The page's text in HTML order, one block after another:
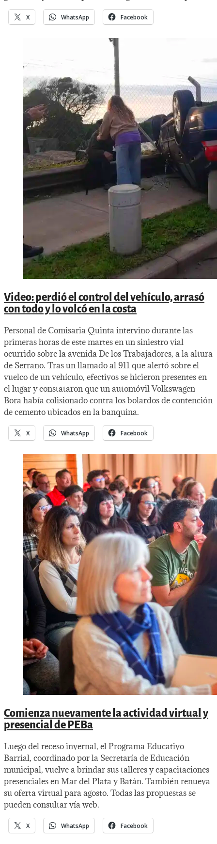
X WhatsApp Facebook
Video: perdió el control del vehículo, arrasó
con todo y lo volcó en la costa
Personal de Comisaria Quinta intervino durante las
primeras horas de este martes en un siniestro vial
ocurrido sobre la avenida De los Trabajadores, a la altura
de Serrano. Tras un llamado al 911 que alertó sobre el
vuelco de un vehículo, efectivos se hicieron presentes en
el lugar y constataron que un automóvil Volkswagen
Bora había colisionado contra los bolardos de contención
de cemento ubicados en la banquina.
X WhatsApp Facebook
Comienza nuevamente la actividad virtual y
presencial de PEBa
Luego del receso invernal, el Programa Educativo
Barrial, coordinado por la Secretaría de Educación
municipal, vuelve a brindar sus talleres y capacitaciones
presenciales en Mar del Plata y Batán. También renueva
su oferta virtual para agosto. Todas las propuestas se
pueden consultar vía web.
X WhatsApp Facebook